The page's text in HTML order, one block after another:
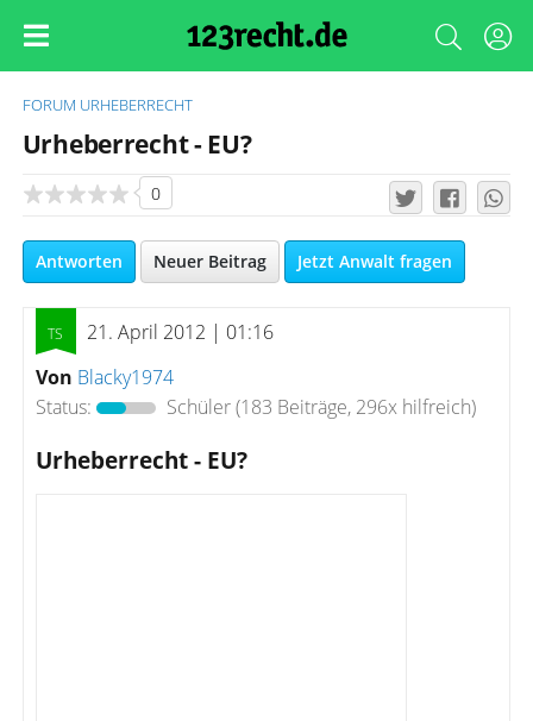
FORUM URHEBERRECHT
Urheberrecht - EU?
0
Antworten Neuer Beitrag Jetzt Anwalt fragen
21. April 2012 | 01:16
Von Blacky1974
Status:
Schüler(183 Beiträge, 296x hilfreich)
Urheberrecht - EU?